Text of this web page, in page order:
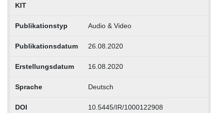
KIT
Publikationstyp Audio & Video
Publikationsdatum 26.08.2020
Erstellungsdatum 16.08.2020
Sprache Deutsch
DOI 10.5445/IR/1000122908